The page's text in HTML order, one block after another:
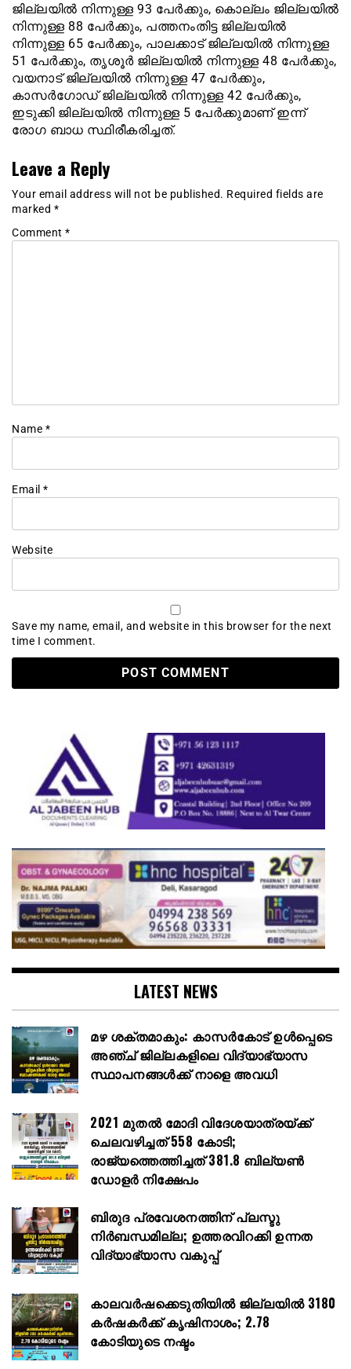
ജില്ലയില്‍ നിന്നുള്ള 93 പേര്‍ക്കും, കൊല്ലം ജില്ലയില്‍
നിന്നുള്ള 88 പേര്‍ക്കും, പത്തനംതിട്ട ജില്ലയില്‍
നിന്നുള്ള 65 പേര്‍ക്കും, പാലക്കാട് ജില്ലയില്‍ നിന്നുള്ള
51 പേര്‍ക്കും, തൃശൂര്‍ ജില്ലയില്‍ നിന്നുള്ള 48 പേര്‍ക്കും,
വയനാട് ജില്ലയില്‍ നിന്നുള്ള 47 പേര്‍ക്കും,
കാസര്‍ഗോഡ് ജില്ലയില്‍ നിന്നുള്ള 42 പേര്‍ക്കും,
ഇടുക്കി ജില്ലയില്‍ നിന്നുള്ള 5 പേര്‍ക്കുമാണ് ഇന്ന്
രോഗ ബാധ സ്ഥിരീകരിച്ചത്.
Leave a Reply
Your email address will not be published. Required fields are
marked *
Comment *
Name *
Email *
Website
Save my name, email, and website in this browser for the next
time I comment.
LATEST NEWS
മഴ ശക്തമാകും: കാസർകോട് ഉൾപ്പെടെ
അഞ്ച് ജില്ലകളിലെ വിദ്യാഭ്യാസ
സ്ഥാപനങ്ങൾക്ക് നാളെ അവധി
2021 മുതൽ മോദി വിദേശയാത്രയ്ക്ക്
ചെലവഴിച്ചത് 558 കോടി;
രാജ്യത്തെത്തിച്ചത് 381.8 ബില്യൺ
ഡോളർ നിക്ഷേപം
ബിരുദ പ്രവേശനത്തിന് പ്ലസ്ടു
നിർബന്ധമില്ല; ഉത്തരവിറക്കി ഉന്നത
വിദ്യാഭ്യാസ വകുപ്പ്
കാലവർഷക്കെടുതിയിൽ ജില്ലയിൽ 3180
കർഷകർക്ക് കൃഷിനാശം; 2.78
കോടിയുടെ നഷ്ടം